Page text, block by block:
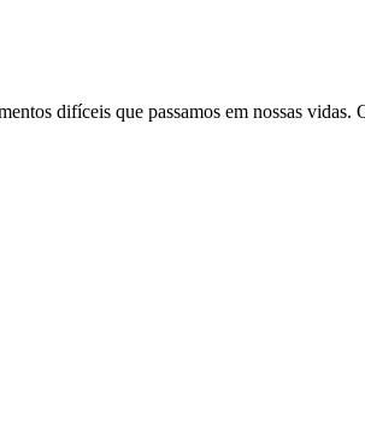
difíceis que passamos em nossas